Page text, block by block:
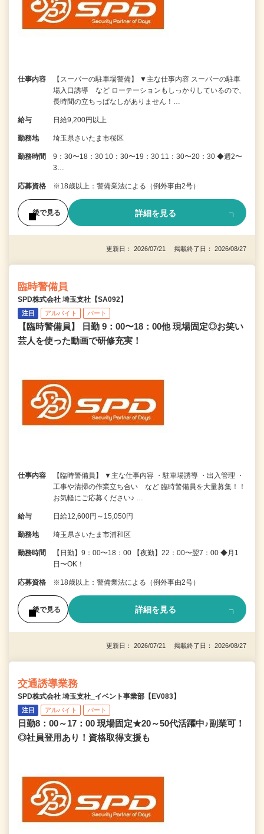
仕事内容
【スーパーの駐車場警備】 ▼主な仕事内容 スーパーの駐車
場入口誘導 など ローテーションもしっかりしているので、
長時間の立ちっぱなしがありません！…
給与 日給9,200円以上
勤務地 埼玉県さいたま市桜区
勤務時間
9：30〜18：30 10：30〜19：30 11：30〜20：30 ◆週2〜
3…
応募資格 ※18歳以上：警備業法による（例外事由2号）
後で見る 詳細を見る
更新日： 2026/07/21 掲載終了日： 2026/08/27
臨時警備員
SPD株式会社 埼玉支社【SA092】
注目 アルバイト パート
【臨時警備員】 日勤 9：00〜18：00他 現場固定◎お笑い
芸人を使った動画で研修充実！
仕事内容
【臨時警備員】 ▼主な仕事内容 ・駐車場誘導 ・出入管理 ・
工事や清掃の作業立ち合い など 臨時警備員を大量募集！！
お気軽にご応募ください♪ …
給与 日給12,600円～15,050円
勤務地 埼玉県さいたま市浦和区
勤務時間
【日勤】9：00〜18：00 【夜勤】22：00〜翌7：00 ◆月1
日〜OK！
応募資格 ※18歳以上：警備業法による（例外事由2号）
後で見る 詳細を見る
更新日： 2026/07/21 掲載終了日： 2026/08/27
交通誘導業務
SPD株式会社 埼玉支社_イベント事業部【EV083】
注目 アルバイト パート
日勤8：00～17：00 現場固定★20～50代活躍中♪副業可！
◎社員登用あり！資格取得支援も